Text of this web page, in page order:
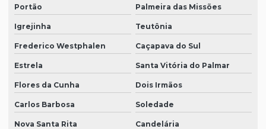
Portão Palmeira das Missões
Igrejinha Teutônia
Frederico Westphalen Caçapava do Sul
Estrela Santa Vitória do Palmar
Flores da Cunha Dois Irmãos
Carlos Barbosa Soledade
Nova Santa Rita Candelária